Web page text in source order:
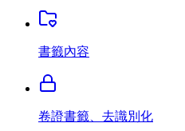
書籤內容
卷證書籤、去識別化